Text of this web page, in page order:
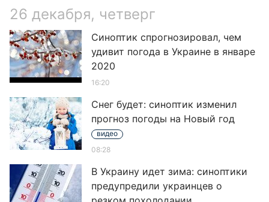
26 декабря, четверг
Синоптик спрогнозировал, чем
удивит погода в Украине в январе
2020
16:20
Снег будет: синоптик изменил
прогноз погоды на Новый год
видео
08:28
В Украину идет зима: синоптики
предупредили украинцев о